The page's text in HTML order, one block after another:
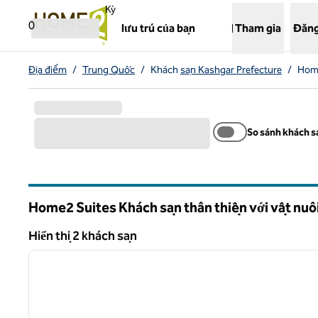
0
Kỳ
lưu trú của bạn
,Mở tab mới
Tham gia
Địa điểm / Trung Quốc / Kháchsạn Kashgar Prefecture /
So sánh khách
Home2 Suites Khách sạn thân thiện với vật
Hiển thị 2 khách sạn
Hiển thị 2 khách sạn
1/12